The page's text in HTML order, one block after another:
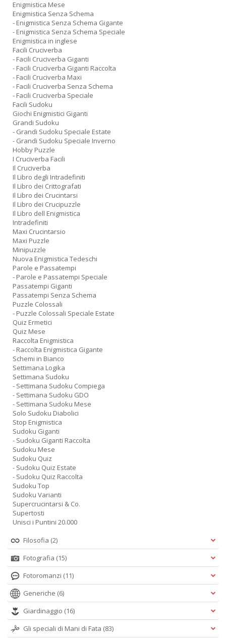
Enigmistica Mese
Enigmistica Senza Schema
- Enigmistica Senza Schema Gigante
- Enigmistica Senza Schema Speciale
Enigmistica in inglese
Facili Cruciverba
- Facili Cruciverba Giganti
- Facili Cruciverba Giganti Raccolta
- Facili Cruciverba Maxi
- Facili Cruciverba Senza Schema
- Facili Cruciverba Speciale
Facili Sudoku
Giochi Enigmistici Giganti
Grandi Sudoku
- Grandi Sudoku Speciale Estate
- Grandi Sudoku Speciale Inverno
Hobby Puzzle
I Cruciverba Facili
Il Cruciverba
Il Libro degli Intradefiniti
Il Libro dei Crittografati
Il Libro dei Crucintarsi
Il Libro dei Crucipuzzle
Il Libro dell Enigmistica
Intradefiniti
Maxi Crucintarsio
Maxi Puzzle
Minipuzzle
Nuova Enigmistica Tedeschi
Parole e Passatempi
- Parole e Passatempi Speciale
Passatempi Giganti
Passatempi Senza Schema
Puzzle Colossali
- Puzzle Colossali Speciale Estate
Quiz Ermetici
Quiz Mese
Raccolta Enigmistica
- Raccolta Enigmistica Gigante
Schemi in Bianco
Settimana Logika
Settimana Sudoku
- Settimana Sudoku Compiega
- Settimana Sudoku GDO
- Settimana Sudoku Mese
Solo Sudoku Diabolici
Stop Enigmistica
Sudoku Giganti
- Sudoku Giganti Raccolta
Sudoku Mese
Sudoku Quiz
- Sudoku Quiz Estate
- Sudoku Quiz Raccolta
Sudoku Top
Sudoku Varianti
Supercrucintarsi & Co.
Supertosti
Unisci i Puntini 20.000
Filosofia (2)
Fotografia (15)
Fotoromanzi (11)
Generiche (6)
Giardinaggio (16)
Gli speciali di Mani di Fata (83)